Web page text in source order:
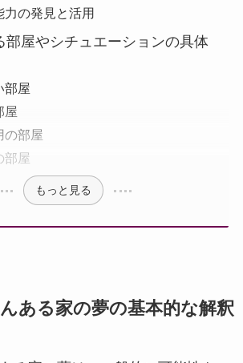
力の発見と活用
部屋やシチュエーションの具体
部屋
屋
の部屋
部屋
もっと見る
ある家の夢の基本的な解釈